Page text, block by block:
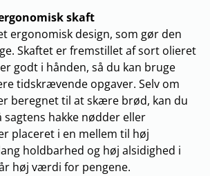
skaft
ergonomisk design, som gør den
Skaftet er fremstillet af sort olieret
godt i hånden, så du kan bruge
tidskrævende opgaver. Selv om
beregnet til at skære brød, kan du
sagtens hakke nødder eller
placeret i en mellem til høj
holdbarhed og høj alsidighed i
høj værdi for pengene.